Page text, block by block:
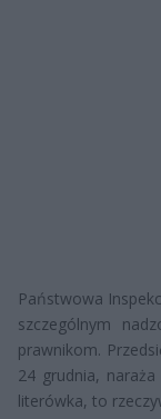
Państwowa
szczególnym
prawnikom.
24 grudnia,
literówka, to